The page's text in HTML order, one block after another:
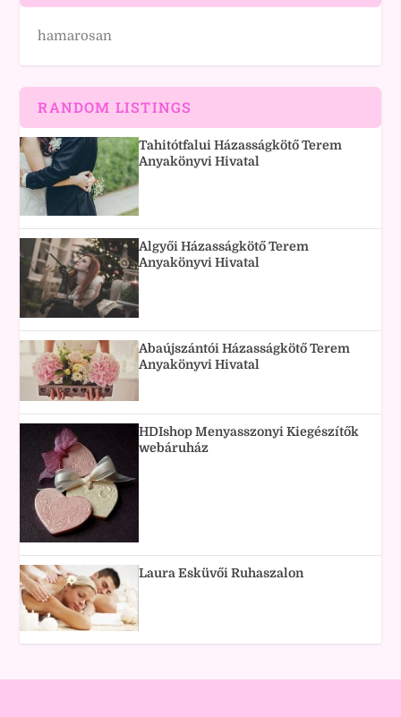
hamarosan
RANDOM LISTINGS
Tahitótfalui Házasságkötő Terem
Anyakönyvi Hivatal
Algyői Házasságkötő Terem
Anyakönyvi Hivatal
Abaújszántói Házasságkötő Terem
Anyakönyvi Hivatal
HDIshop Menyasszonyi Kiegészítők
webáruház
Laura Esküvői Ruhaszalon